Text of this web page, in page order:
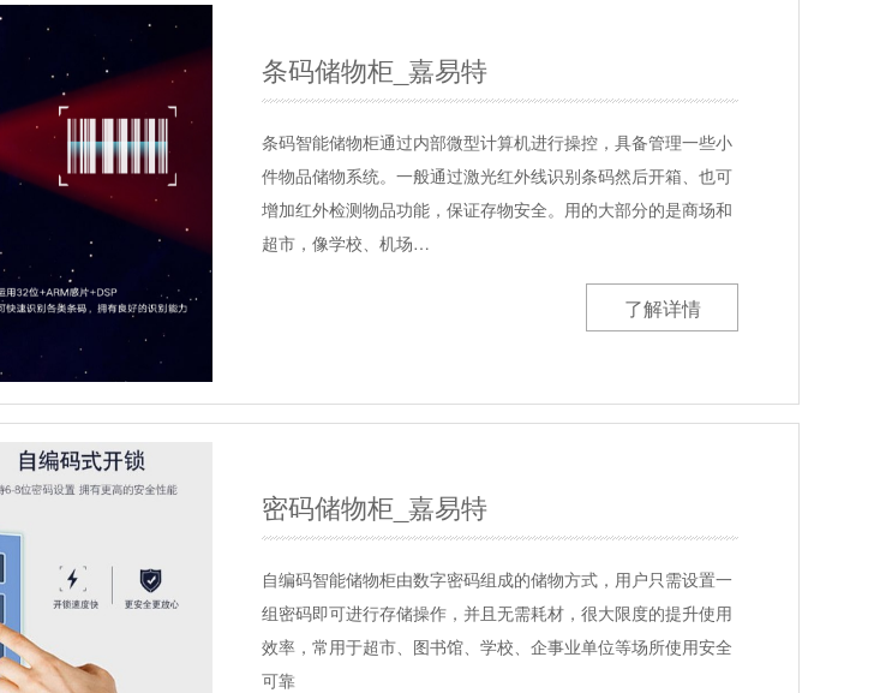
条码储物柜_嘉易特
条码智能储物柜通过内部微型计算机进行操控，具备管理一些小
件物品储物系统。一般通过激光红外线识别条码然后开箱、也可
增加红外检测物品功能，保证存物安全。用的大部分的是商场和
超市，像学校、机场…
了解详情
密码储物柜_嘉易特
自编码智能储物柜由数字密码组成的储物方式，用户只需设置一
组密码即可进行存储操作，并且无需耗材，很大限度的提升使用
效率，常用于超市、图书馆、学校、企事业单位等场所使用安全
可靠